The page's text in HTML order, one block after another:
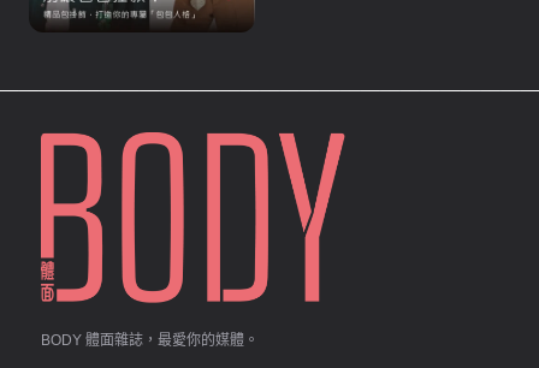
BODY 體面雜誌，最愛你的媒體。